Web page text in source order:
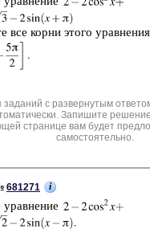
все корни этого
заданий с развернутым
Запишите
странице вам будет
самостоятельно.
681271 i